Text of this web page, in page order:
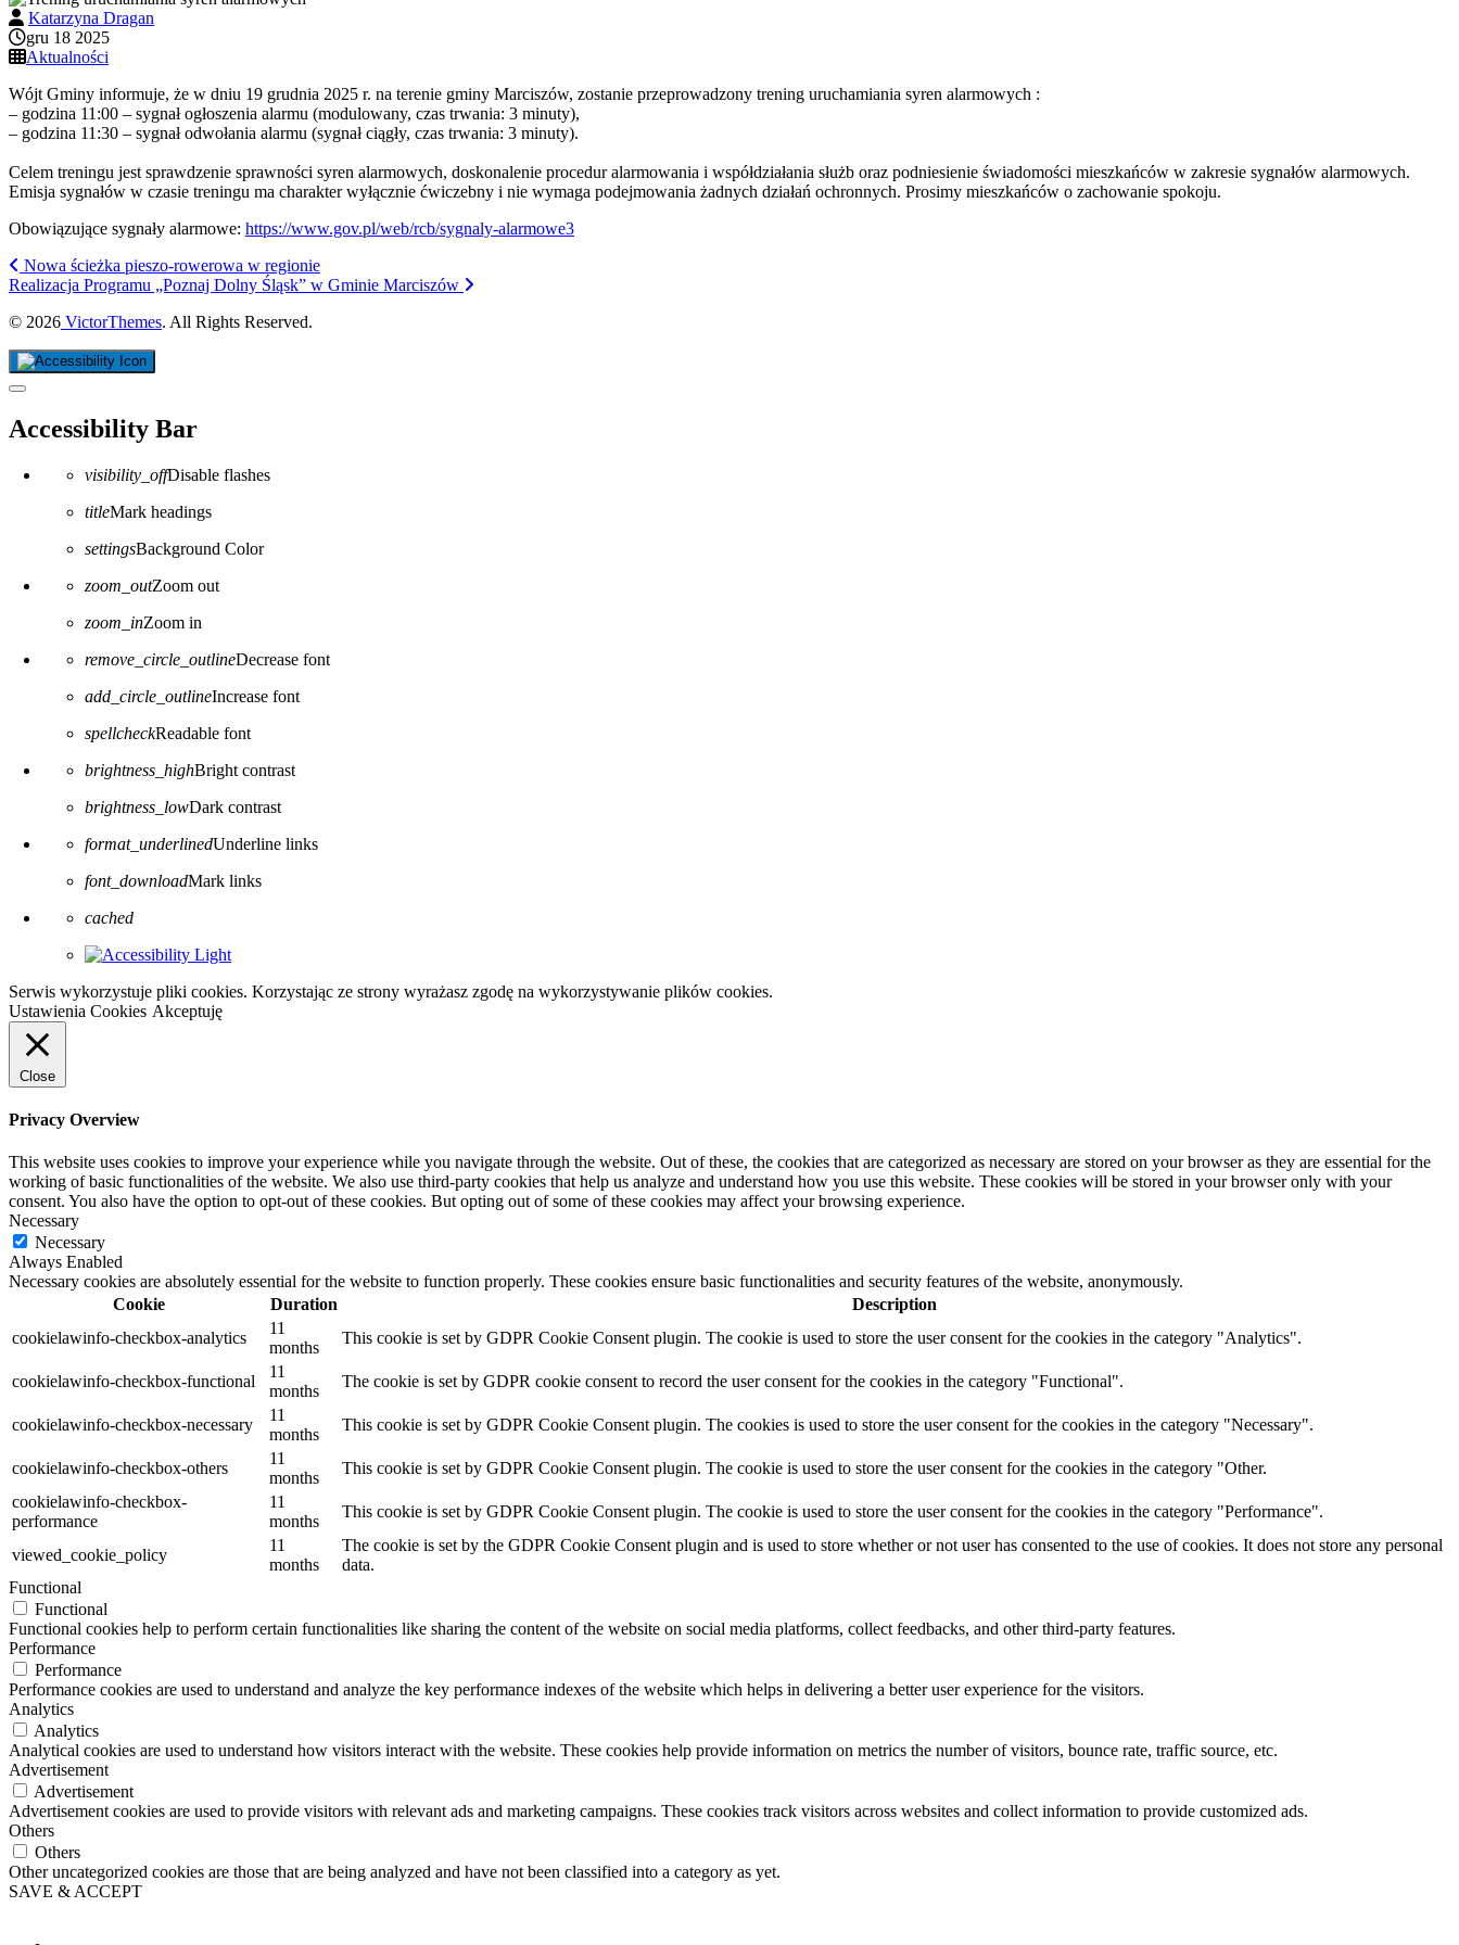
Katarzyna Dragan
gru 18 2025
Aktualności
Wójt Gminy informuje, że w dniu 19 grudnia 2025 r. na terenie gminy Marciszów, zostanie przeprowadzony trening uruchamiania syren alarmowych :
– godzina 11:00 – sygnał ogłoszenia alarmu (modulowany, czas trwania: 3 minuty),
– godzina 11:30 – sygnał odwołania alarmu (sygnał ciągły, czas trwania: 3 minuty).
Celem treningu jest sprawdzenie sprawności syren alarmowych, doskonalenie procedur alarmowania i współdziałania służb oraz podniesienie świadomości mieszkańców w zakresie sygnałów alarmowych.
Emisja sygnałów w czasie treningu ma charakter wyłącznie ćwiczebny i nie wymaga podejmowania żadnych działań ochronnych. Prosimy mieszkańców o zachowanie spokoju.
Obowiązujące sygnały alarmowe: https://www.gov.pl/web/rcb/sygnaly-alarmowe3
Nowa ścieżka pieszo‑rowerowa w regionie
Realizacja Programu „Poznaj Dolny Śląsk” w Gminie Marciszów
© 2026 VictorThemes. All Rights Reserved.
Close the accessibility toolbar
Accessibility Bar
visibility_offDisable flashes
titleMark headings
settingsBackground Color
zoom_outZoom out
zoom_inZoom in
remove_circle_outlineDecrease font
add_circle_outlineIncrease font
spellcheckReadable font
brightness_highBright contrast
brightness_lowDark contrast
format_underlinedUnderline links
font_downloadMark links
Reset all options
cached
Serwis wykorzystuje pliki cookies. Korzystając ze strony wyrażasz zgodę na wykorzystywanie plików cookies.
Ustawienia Cookies Akceptuję
Close
Privacy Overview
This website uses cookies to improve your experience while you navigate through the website. Out of these, the cookies that are categorized as necessary are stored on your browser as they are essential for the
working of basic functionalities of the website. We also use third-party cookies that help us analyze and understand how you use this website. These cookies will be stored in your browser only with your
consent. You also have the option to opt-out of these cookies. But opting out of some of these cookies may affect your browsing experience.
Necessary
Necessary
Always Enabled
Necessary cookies are absolutely essential for the website to function properly. These cookies ensure basic functionalities and security features of the website, anonymously.
Cookie
Duration
Description
cookielawinfo-checkbox-analytics
11
months
This cookie is set by GDPR Cookie Consent plugin. The cookie is used to store the user consent for the cookies in the category "Analytics".
cookielawinfo-checkbox-functional
11
months
The cookie is set by GDPR cookie consent to record the user consent for the cookies in the category "Functional".
cookielawinfo-checkbox-necessary
11
months
This cookie is set by GDPR Cookie Consent plugin. The cookies is used to store the user consent for the cookies in the category "Necessary".
cookielawinfo-checkbox-others
11
months
This cookie is set by GDPR Cookie Consent plugin. The cookie is used to store the user consent for the cookies in the category "Other.
cookielawinfo-checkbox-
performance
11
months
This cookie is set by GDPR Cookie Consent plugin. The cookie is used to store the user consent for the cookies in the category "Performance".
viewed_cookie_policy
11
months
The cookie is set by the GDPR Cookie Consent plugin and is used to store whether or not user has consented to the use of cookies. It does not store any personal
data.
Functional
Functional
Functional cookies help to perform certain functionalities like sharing the content of the website on social media platforms, collect feedbacks, and other third-party features.
Performance
Performance
Performance cookies are used to understand and analyze the key performance indexes of the website which helps in delivering a better user experience for the visitors.
Analytics
Analytics
Analytical cookies are used to understand how visitors interact with the website. These cookies help provide information on metrics the number of visitors, bounce rate, traffic source, etc.
Advertisement
Advertisement
Advertisement cookies are used to provide visitors with relevant ads and marketing campaigns. These cookies track visitors across websites and collect information to provide customized ads.
Others
Others
Other uncategorized cookies are those that are being analyzed and have not been classified into a category as yet.
SAVE & ACCEPT